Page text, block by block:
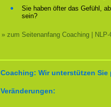
Sie haben öfter das Gefühl,
sein?
» zum Seitenanfang Coaching |
Coaching: Wir unterstützen
Veränderungen: